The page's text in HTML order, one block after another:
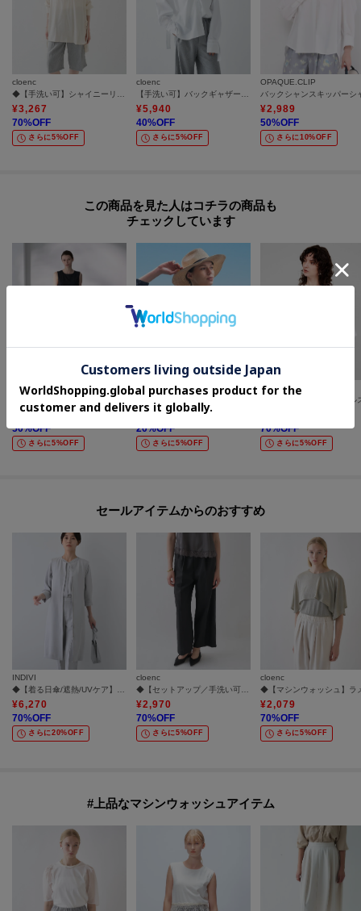
cloenc
◆【手洗い可】シャイニーリボンブラウス
¥3,267
70%OFF
さらに5%OFF
cloenc
【手洗い可】バックギャザールーズシャツ
¥5,940
40%OFF
さらに5%OFF
OPAQUE.CLIP
¥2,989
50%OFF
さらに10%OFF
この商品を見た人はコチラの商品も
チェックしています
cloenc
【全身ひんやり／UVカット】ラッシュガード エアリーサロペット
5,445
50%OFF
さらに5%OFF
cloenc
¥ 10,384
20%OFF
さらに5%OFF
cloenc
70%OFF
さらに5%OFF
セールアイテムからのおすすめ
INDIVI
◆【着る日傘/遮熱/UVケア】ロングジレジャケット
¥6,270
70%OFF
さらに20%OFF
cloenc
◆【セットアップ／手洗い可】イージータックワイドパンツ
¥2,970
70%OFF
さらに5%OFF
cloenc
¥2,079
70%OFF
さらに5%OFF
#上品なマシンウォッシュアイテム